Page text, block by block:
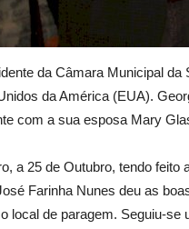
da Câmara Municipal
da América (EUA).
com a sua esposa Mary
a 25 de Outubro, tendo
Farinha Nunes deu as
local de paragem. Seguiu-